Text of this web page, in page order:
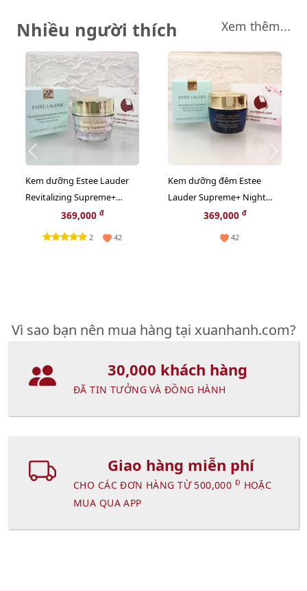
Nhiều người thích Xem thêm...
Kem dưỡng Estee Lauder
Revitalizing Supreme+
Bright trắng sáng da toàn
diện, 15ml
369,000 đ
2 42
Kem dưỡng đêm Estee
Lauder Supreme+ Night
phục hồi và tăng sinh
369,000 đ
42
Vì sao bạn nên mua hàng tại xuanhanh.com?
30,000 khách hàng
ĐÃ TIN TƯỞNG VÀ ĐỒNG HÀNH
Giao hàng miễn phí
CHO CÁC ĐƠN HÀNG TỪ 500,000 Đ HOẶC
MUA QUA APP